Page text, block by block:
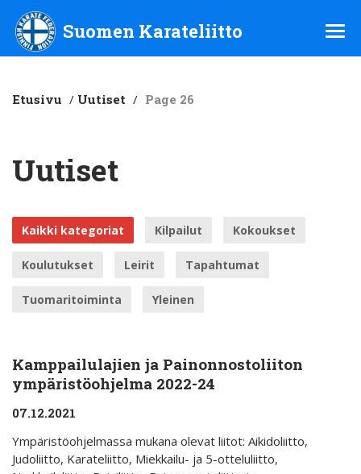
Suomen Karateliitto ry
Suomen Karateliitto
Etusivu / Uutiset / Page 26
Uutiset
Kaikki kategoriat Kilpailut Kokoukset
Koulutukset Leirit Tapahtumat
Tuomaritoiminta Yleinen
Kamppailulajien ja Painonnostoliiton
ympäristöohjelma 2022-24
07.12.2021
Ympäristöohjelmassa mukana olevat liitot: Aikidoliitto,
Judoliitto, Karateliitto, Miekkailu- ja 5-otteluliitto,